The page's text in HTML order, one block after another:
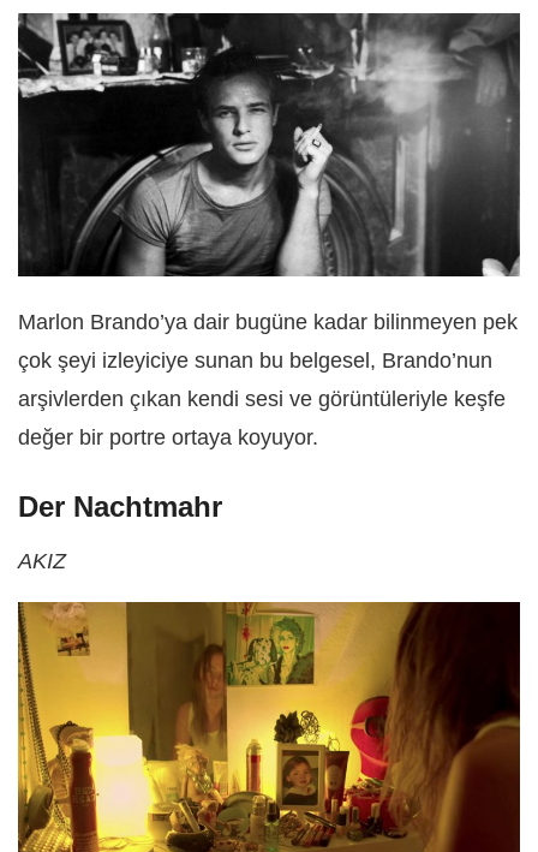
Marlon Brando’ya dair bugüne kadar bilinmeyen pek
çok şeyi izleyiciye sunan bu belgesel, Brando’nun
arşivlerden çıkan kendi sesi ve görüntüleriyle keşfe
değer bir portre ortaya koyuyor.
Der Nachtmahr
AKIZ